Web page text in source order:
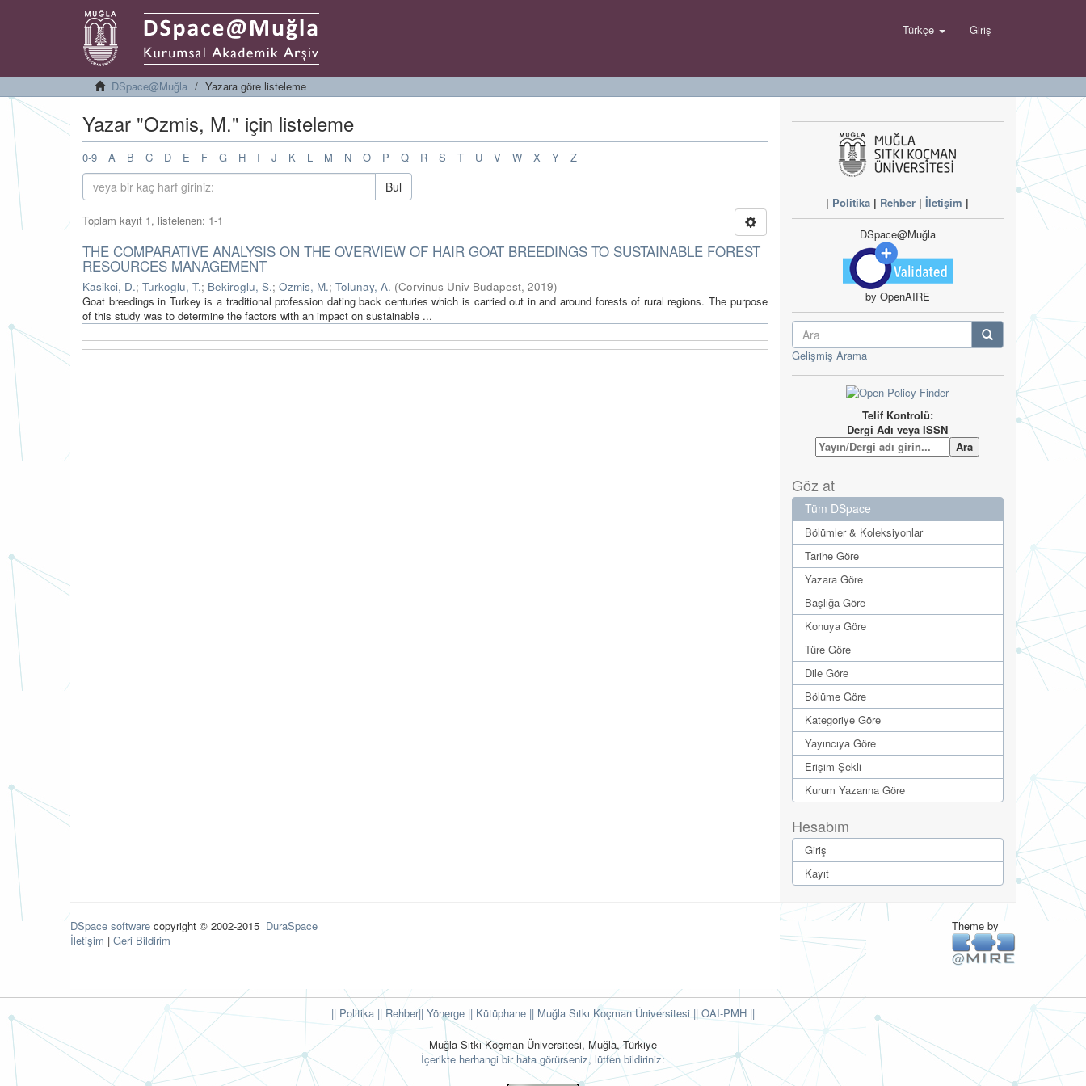
Türkçe Giriş
DSpace@Muğla Yazara göre listeleme
Yazar "Ozmis, M." için listeleme
0-9 A B C D E F G H I J K L M N O P Q R S T U V W X Y Z
Bul
Toplam kayıt 1, listelenen: 1-1
THE COMPARATIVE ANALYSIS ON THE OVERVIEW OF HAIR GOAT BREEDINGS TO SUSTAINABLE FOREST
RESOURCES MANAGEMENT
Kasikci, D.; Turkoglu, T.; Bekiroglu, S.; Ozmis, M.; Tolunay, A. (Corvinus Univ Budapest, 2019)
Goat breedings in Turkey is a traditional profession dating back centuries which is carried out in and around forests of rural regions. The purpose
of this study was to determine the factors with an impact on sustainable ...
| Politika | Rehber |İletişim |
DSpace@Muğla
by OpenAIRE
Gelişmiş Arama
Telif Kontrolü:
Dergi Adı veya ISSN
Göz at
Tüm DSpace
Bölümler & Koleksiyonlar
Tarihe Göre
Yazara Göre
Başlığa Göre
Konuya Göre
Türe Göre
Dile Göre
Bölüme Göre
Kategoriye Göre
Yayıncıya Göre
Erişim Şekli
Kurum Yazarına Göre
Hesabım
Giriş
Kayıt
DSpace software copyright © 2002-2015 DuraSpace
İletişim | Geri Bildirim
Theme by
|| Politika || Rehber|| Yönerge || Kütüphane || Muğla Sıtkı Koçman Üniversitesi || OAI-PMH ||
Muğla Sıtkı Koçman Üniversitesi, Muğla, Türkiye
İçerikte herhangi bir hata görürseniz, lütfen bildiriniz: